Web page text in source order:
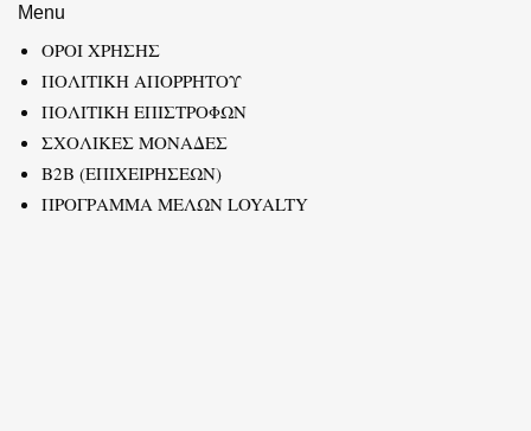
Menu
ΟΡΟΙ ΧΡΗΣΗΣ
ΠΟΛΙΤΙΚΗ ΑΠΟΡΡΗΤΟΥ
ΠΟΛΙΤΙΚΗ ΕΠΙΣΤΡΟΦΩΝ
ΣΧΟΛΙΚΕΣ ΜΟΝΑΔΕΣ
B2B (ΕΠΙΧΕΙΡΗΣΕΩΝ)
ΠΡΟΓΡΑΜΜΑ ΜΕΛΩΝ LOYALTY